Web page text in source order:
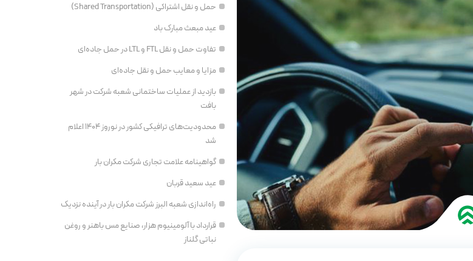
حمل و نقل اشتراکی (Shared Transportation)
عید مبعث مبارک باد
تفاوت حمل و نقل FTL و LTL در حمل جاده‌ای
مزایا و معایب حمل و نقل جاده‌ای
بازدید از عملیات ساختمانی شعبه شرکت در شهر
بافت
محدودیت‌های ترافیکی کشور در نوروز ۱۴۰۴ اعلام
شد
گواهینامه علامت تجاری شرکت مکران بار
عید سعید قربان
راه‌اندازی شعبه البرز شرکت مکران بار در آینده نزدیک
قرارداد با آلومینیوم هزار، صنایع مس باهنر و روغن
نباتی گلناز